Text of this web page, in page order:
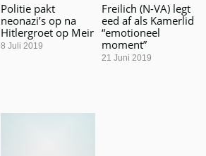
Politie pakt
neonazi’s op na
Hitlergroet op Meir
8 Juli 2019
Freilich (N-VA) legt
eed af als Kamerlid
“emotioneel
moment”
21 Juni 2019